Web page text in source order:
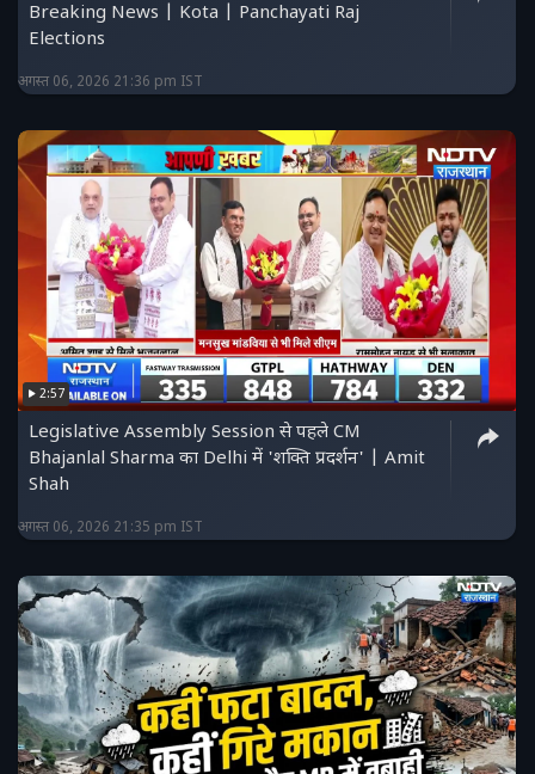
Breaking News | Kota | Panchayati Raj
Elections
अगस्त 06, 2026 21:36 pm IST
2:57
Legislative Assembly Session से पहले CM
Bhajanlal Sharma का Delhi में 'शक्ति प्रदर्शन' | Amit
Shah
अगस्त 06, 2026 21:35 pm IST